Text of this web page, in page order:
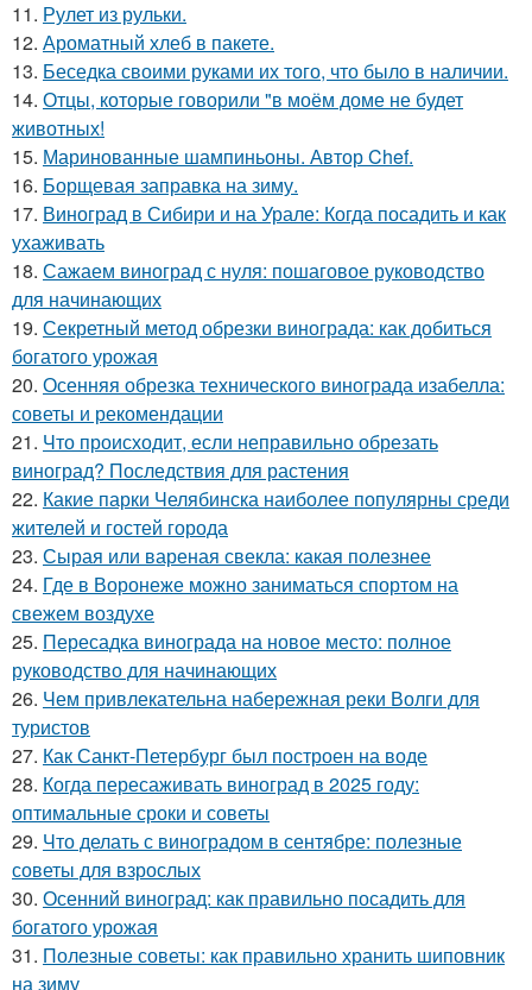
11. Рулет из рульки.
12. Ароматный хлеб в пакете.
13. Беседка своими руками их того, что было в наличии.
14. Отцы, которые говорили "в моём доме не будет
животных!
15. Маринованные шампиньоны. Автор Chef.
16. Борщевая заправка на зиму.
17. Виноград в Сибири и на Урале: Когда посадить и как
ухаживать
18. Сажаем виноград с нуля: пошаговое руководство
для начинающих
19. Секретный метод обрезки винограда: как добиться
богатого урожая
20. Осенняя обрезка технического винограда изабелла:
советы и рекомендации
21. Что происходит, если неправильно обрезать
виноград? Последствия для растения
22. Какие парки Челябинска наиболее популярны среди
жителей и гостей города
23. Сырая или вареная свекла: какая полезнее
24. Где в Воронеже можно заниматься спортом на
свежем воздухе
25. Пересадка винограда на новое место: полное
руководство для начинающих
26. Чем привлекательна набережная реки Волги для
туристов
27. Как Санкт-Петербург был построен на воде
28. Когда пересаживать виноград в 2025 году:
оптимальные сроки и советы
29. Что делать с виноградом в сентябре: полезные
советы для взрослых
30. Осенний виноград: как правильно посадить для
богатого урожая
31. Полезные советы: как правильно хранить шиповник
на зиму